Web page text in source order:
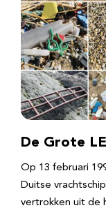
De Grote
Op 13 februari
Duitse
vertrokken uit de